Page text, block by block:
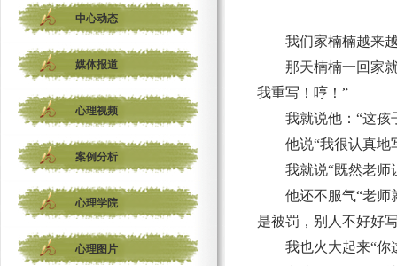
中心动态
媒体报道
心理视频
案例分析
心理学院
心理图片
我们家楠楠越来
那天楠楠一回家
我重写！哼！”
我就说他：“这孩
他说“我很认真地
我就说“既然老师
他还不服气“老师
是被罚，别人不好好
我也火大起来“你